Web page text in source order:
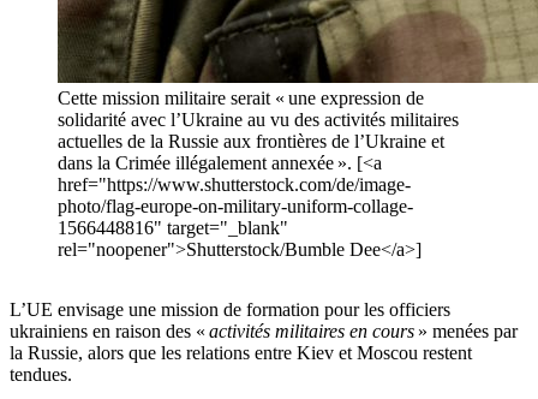
Cette mission militaire serait « une expression de
solidarité avec l’Ukraine au vu des activités militaires
actuelles de la Russie aux frontières de l’Ukraine et
dans la Crimée illégalement annexée ». [<a
href="https://www.shutterstock.com/de/image-
photo/flag-europe-on-military-uniform-collage-
1566448816" target="_blank"
rel="noopener">Shutterstock/Bumble Dee</a>]
L’UE envisage une mission de formation pour les officiers
ukrainiens en raison des « activités militaires en cours » menées par
la Russie, alors que les relations entre Kiev et Moscou restent
tendues.